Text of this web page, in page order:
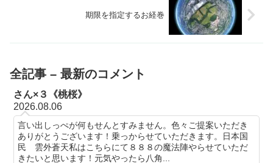
期限を指定するお経巻
全記事 – 最新のコメント
さん×３《桃桜》
2026.08.06
言い出しっぺが何もせんとすみません。色々ご提案いただき
ありがとうございます！乗っからせていただきます。日本国
民 雲外蒼天私はこちらにて８８８の魔法陣やらせていただ
きたいと思います！元気やったら八角...